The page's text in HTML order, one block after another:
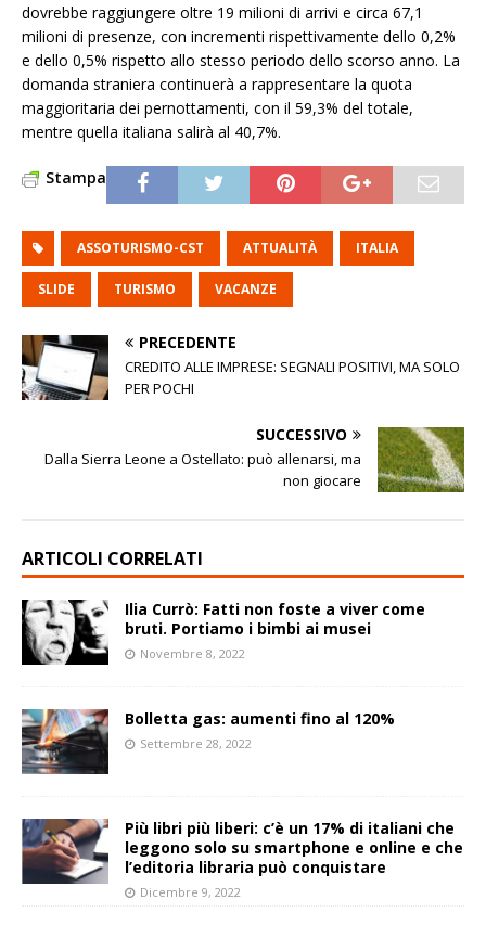
dovrebbe raggiungere oltre 19 milioni di arrivi e circa 67,1
milioni di presenze, con incrementi rispettivamente dello 0,2%
e dello 0,5% rispetto allo stesso periodo dello scorso anno. La
domanda straniera continuerà a rappresentare la quota
maggioritaria dei pernottamenti, con il 59,3% del totale,
mentre quella italiana salirà al 40,7%.
Stampa
ASSOTURISMO-CST ATTUALITÀ ITALIA
SLIDE TURISMO VACANZE
PRECEDENTE
CREDITO ALLE IMPRESE: SEGNALI POSITIVI, MA SOLO
PER POCHI
SUCCESSIVO
Dalla Sierra Leone a Ostellato: può allenarsi, ma
non giocare
ARTICOLI CORRELATI
Ilia Currò: Fatti non foste a viver come
bruti. Portiamo i bimbi ai musei
Novembre 8, 2022
Bolletta gas: aumenti fino al 120%
Settembre 28, 2022
Più libri più liberi: c’è un 17% di italiani che
leggono solo su smartphone e online e che
l’editoria libraria può conquistare
Dicembre 9, 2022